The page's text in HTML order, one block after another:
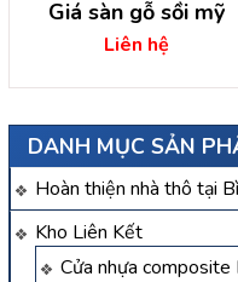
DANH MỤC SẢN
Hoàn thiện nhà thô tại
Kho Liên Kết
Cửa nhựa composite
Giá sàn gỗ sồi mỹ
Liên hệ